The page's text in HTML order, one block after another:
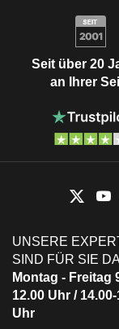
Seit über 20
an Ihrer
UNSERE
SIND FÜR SIE DA
Montag - Freitag
12.00 Uhr /
Uhr